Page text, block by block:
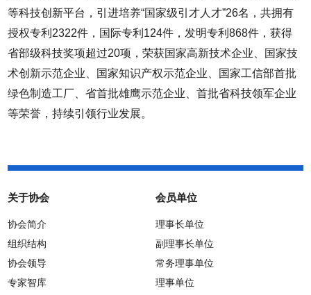
等科技创新平台，引进培养“国家级引才人才”26名，共拥有
授权专利2322件，国际专利124件，发明专利868件，获得
省部级科技奖项超过20项，荣获国家高新技术企业、国家技
术创新示范企业、国家知识产权示范企业、国家工信部首批
绿色制造工厂、省首批雄鹰示范企业、首批省科技领军企业
等荣誉，持续引领行业发展。
关于协会
协会简介
组织结构
协会领导
专家智库
会员单位
理事长单位
副理事长单位
常务理事单位
理事单位